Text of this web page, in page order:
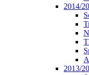
2014/
2013/